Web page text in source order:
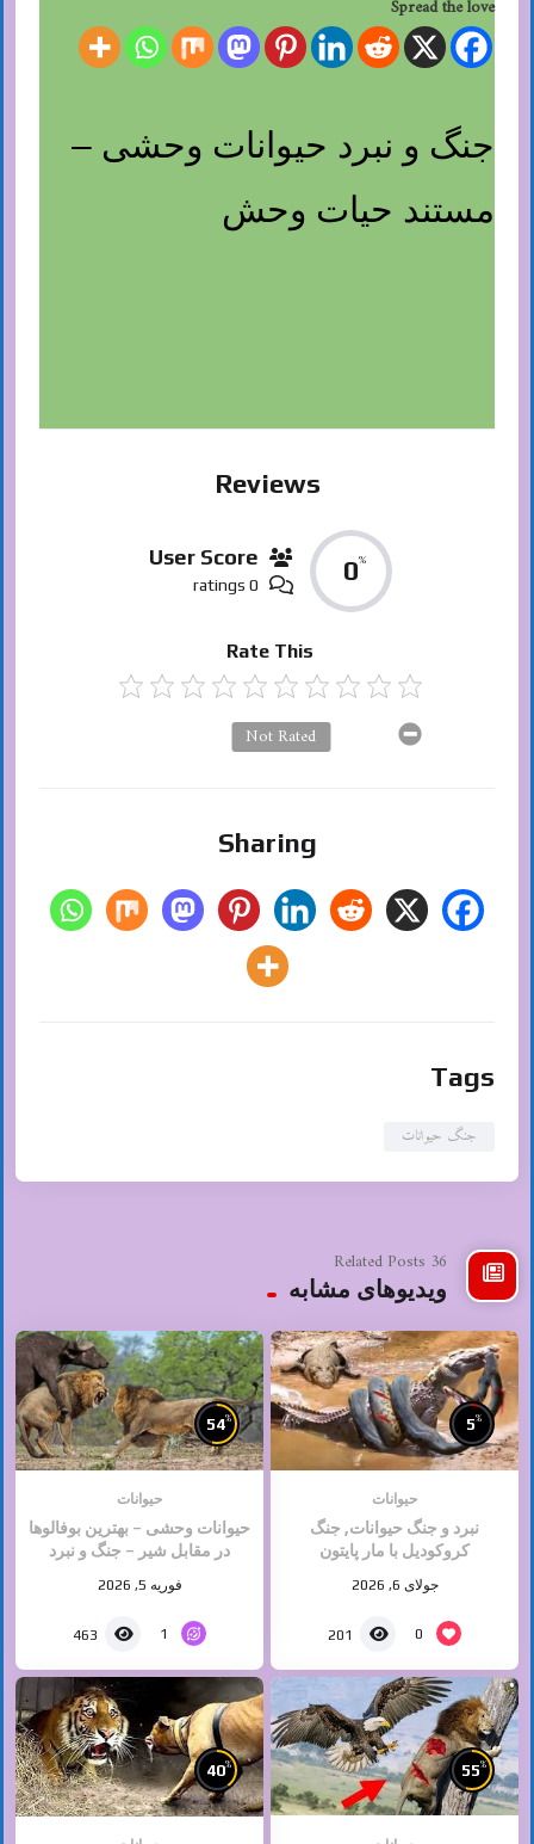
Spread the love
جنگ و نبرد حیوانات وحشی –
مستند حیات وحش
Reviews
0%
User Score
0 ratings
Rate This
Not Rated
Sharing
Tags
جنگ حیوانات
36 Related Posts
ویدیوهای مشابه
5%
حیوانات
نبرد و جنگ حیوانات, جنگ
کروکودیل با مار پایتون
جولای 6, 2026
0
201
54%
حیوانات
حیوانات وحشی – بهترین بوفالوها
در مقابل شیر – جنگ و نبرد
فوریه 5, 2026
1
463
55%
40%